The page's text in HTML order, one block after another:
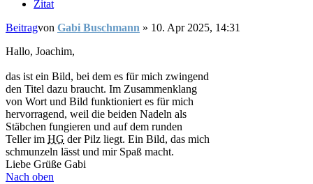
Zitat
Beitragvon Gabi Buschmann » 10. Apr 2025, 14:31
Hallo, Joachim,
das ist ein Bild, bei dem es für mich zwingend
den Titel dazu braucht. Im Zusammenklang
von Wort und Bild funktioniert es für mich
hervorragend, weil die beiden Nadeln als
Stäbchen fungieren und auf dem runden
Teller im HG der Pilz liegt. Ein Bild, das mich
schmunzeln lässt und mir Spaß macht.
Liebe Grüße Gabi
Nach oben